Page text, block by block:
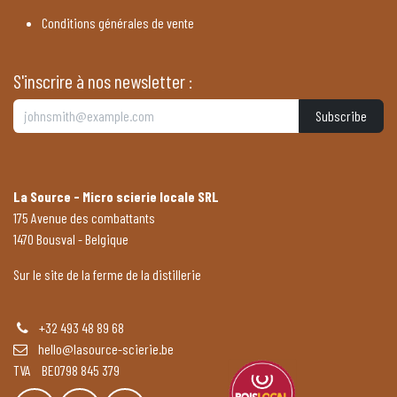
Conditions générales de vente
S'inscrire à nos newsletter :
Subscribe
La Source - Micro scierie locale SRL
175 Avenue des combattants
1470 Bousval - Belgique
Sur le site de la ferme de la distillerie
+32 493 48 89 68
hello@lasource-scierie.be
TVA BE0798 845 379